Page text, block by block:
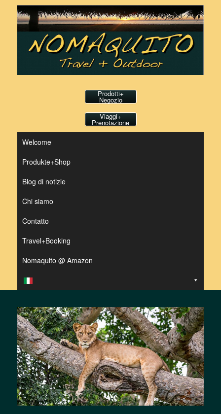
contenuto
Prodotti+
Negozio
Viaggi+
Prenotazione
Welcome
Produkte+Shop
Blog di notizie
Chi siamo
Contatto
Travel+Booking
Nomaquito @ Amazon